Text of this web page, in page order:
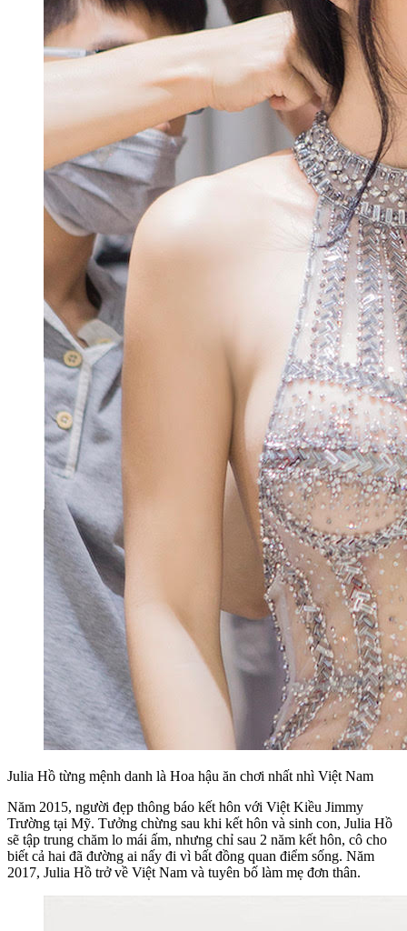
Julia Hồ từng mệnh danh là Hoa hậu ăn chơi nhất nhì Việt Nam
Năm 2015, người đẹp thông báo kết hôn với Việt Kiều Jimmy
Trường tại Mỹ. Tưởng chừng sau khi kết hôn và sinh con, Julia Hồ
sẽ tập trung chăm lo mái ấm, nhưng chỉ sau 2 năm kết hôn, cô cho
biết cả hai đã đường ai nấy đi vì bất đồng quan điểm sống. Năm
2017, Julia Hồ trở về Việt Nam và tuyên bố làm mẹ đơn thân.